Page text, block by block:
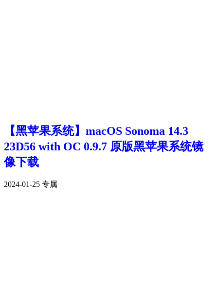
【黑苹果系统】macOS Sonoma 14.3
23D56 with OC 0.9.7 原版黑苹果系统镜
像下载
2024-01-25 专属